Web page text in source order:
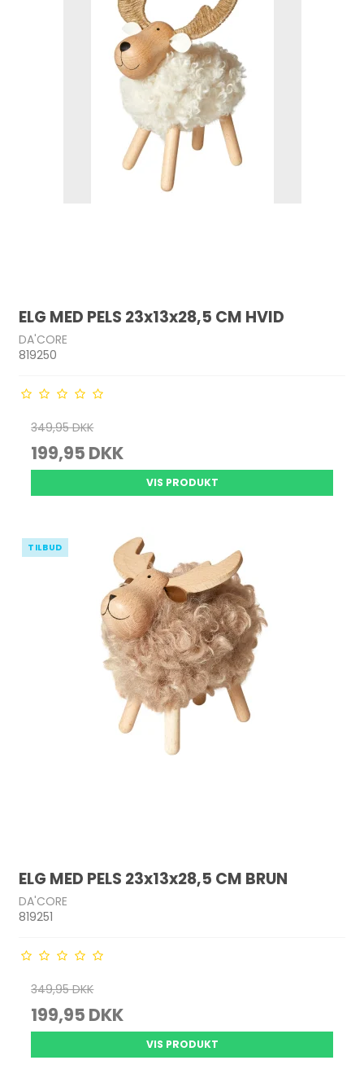
ELG MED PELS 23x13x28,5 CM HVID
DA'CORE
819250
349,95 DKK
199,95 DKK
VIS PRODUKT
TILBUD
ELG MED PELS 23x13x28,5 CM BRUN
DA'CORE
819251
349,95 DKK
199,95 DKK
VIS PRODUKT